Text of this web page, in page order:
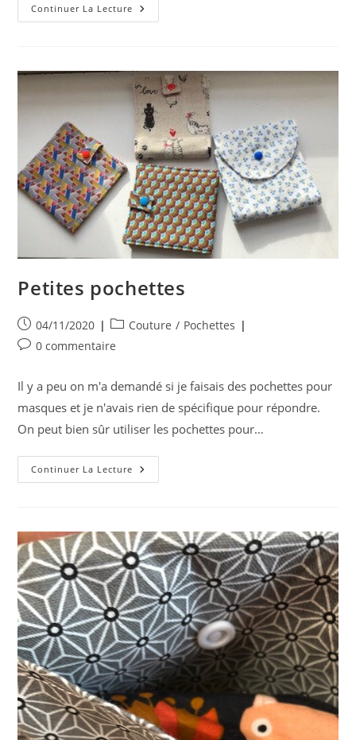
Continuer La Lecture Pochette
De
Petites pochettes
Publication
publiée :
04/11/2020
Post
category:
Couture / Pochettes
Commentaires
la
publication :
0 commentaire
Il y a peu on m'a demandé si je faisais des pochettes pour
masques et je n'avais rien de spécifique pour répondre.
On peut bien sûr utiliser les pochettes pour…
Continuer La Lecture Petites
Pochettes